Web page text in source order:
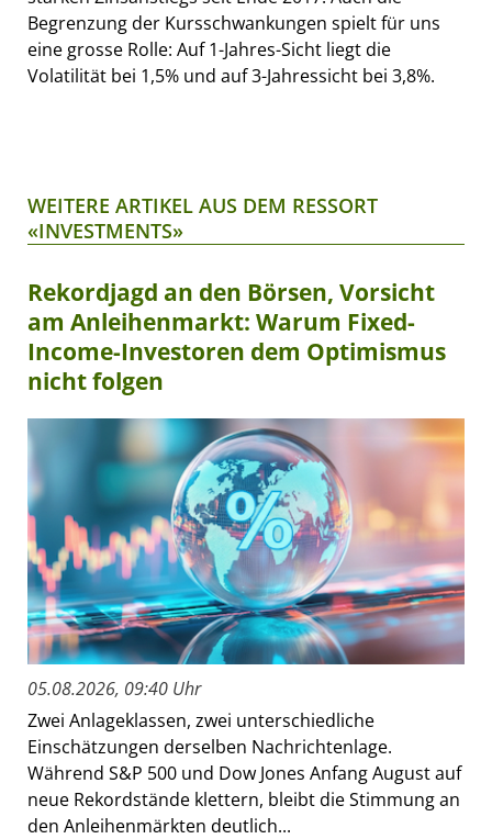
Begrenzung der Kursschwankungen spielt für uns
eine grosse Rolle: Auf 1-Jahres-Sicht liegt die
Volatilität bei 1,5% und auf 3-Jahressicht bei 3,8%.
WEITERE ARTIKEL AUS DEM RESSORT
«INVESTMENTS»
Rekordjagd an den Börsen, Vorsicht
am Anleihenmarkt: Warum Fixed-
Income-Investoren dem Optimismus
nicht folgen
05.08.2026, 09:40 Uhr
Zwei Anlageklassen, zwei unterschiedliche
Einschätzungen derselben Nachrichtenlage.
Während S&P 500 und Dow Jones Anfang August auf
neue Rekordstände klettern, bleibt die Stimmung an
den Anleihenmärkten deutlich...